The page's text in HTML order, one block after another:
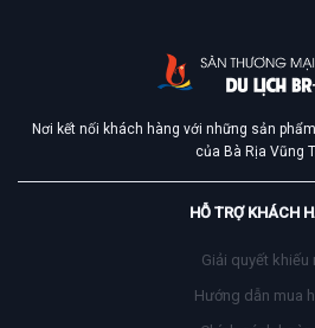
Nơi kết nối khách hàng với những sản
của Bà Rịa Vũng
HỖ TRỢ KHÁCH
Giải quyết khiếu
Hướng dẫn mua